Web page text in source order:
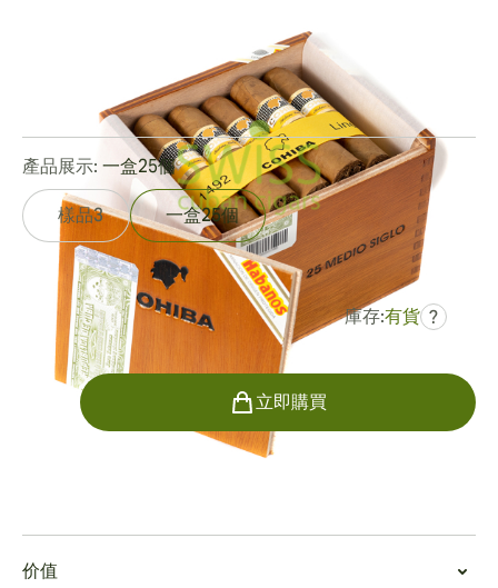
102 mm / 4.0 英寸
0點評
HK$3,824.65 曾是HK$5,094.31
庫存:有貨 ?
產品展示: 一盒25個
樣品3 一盒25個
立即購買
外貌
价值